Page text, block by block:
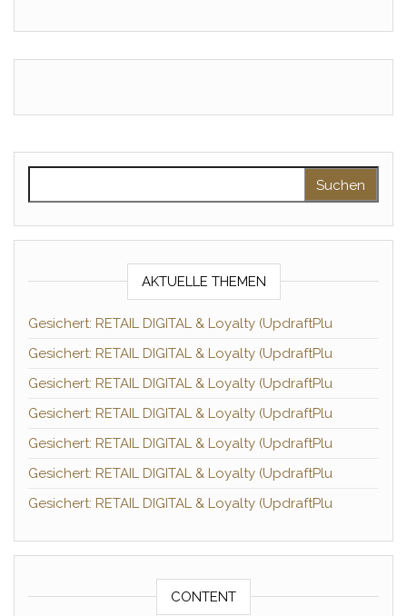
AKTUELLE THEMEN
Gesichert: RETAIL DIGITAL & Loyalty (UpdraftPlu
Gesichert: RETAIL DIGITAL & Loyalty (UpdraftPlu
Gesichert: RETAIL DIGITAL & Loyalty (UpdraftPlu
Gesichert: RETAIL DIGITAL & Loyalty (UpdraftPlu
Gesichert: RETAIL DIGITAL & Loyalty (UpdraftPlu
Gesichert: RETAIL DIGITAL & Loyalty (UpdraftPlu
Gesichert: RETAIL DIGITAL & Loyalty (UpdraftPlu
CONTENT